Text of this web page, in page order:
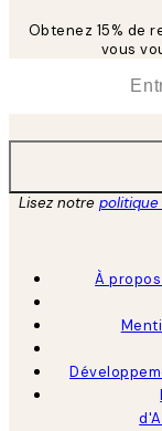
Obtenez 15% de
vous
Lisez notre
À